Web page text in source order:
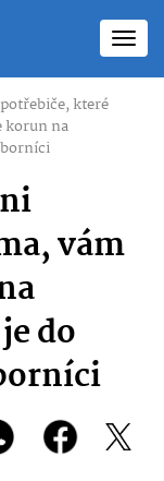
které
korun na
vám
do